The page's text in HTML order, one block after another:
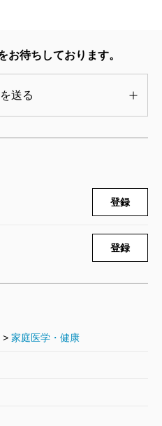
お待ちしております。
送る
登録
登録
> 家庭医学・健康